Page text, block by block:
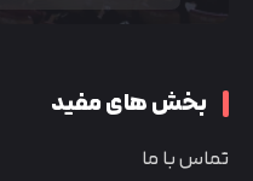
بخش های مفید
تماس با ما